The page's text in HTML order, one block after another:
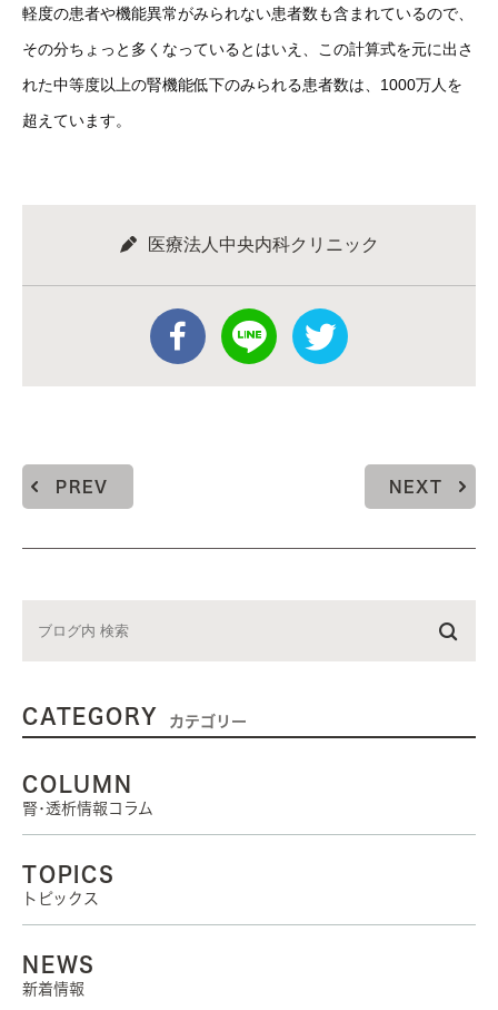
軽度の患者や機能異常がみられない患者数も含まれているので、
その分ちょっと多くなっているとはいえ、この計算式を元に出さ
れた中等度以上の腎機能低下のみられる患者数は、1000万人を
超えています。
医療法人中央内科クリニック
PREV NEXT
CATEGORY カテゴリー
COLUMN
腎･透析情報コラム
TOPICS
トピックス
NEWS
新着情報